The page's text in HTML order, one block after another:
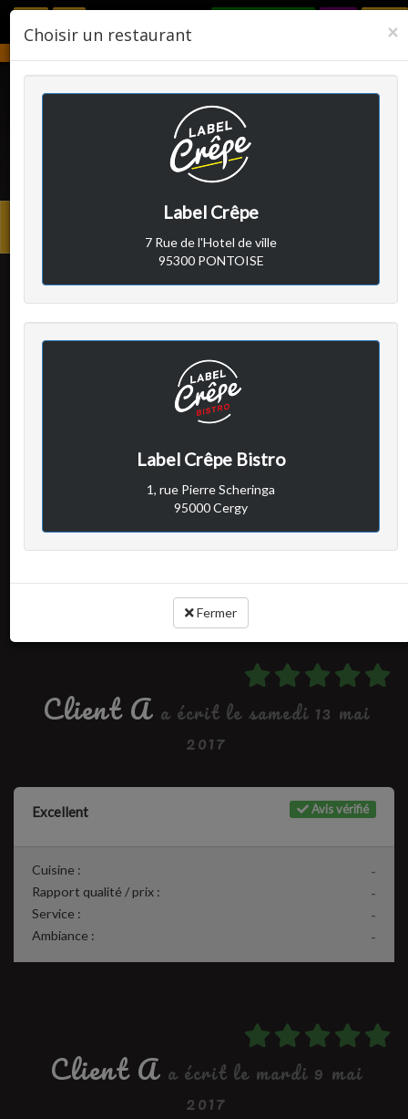
LABEL CRÊPE
Client A
a écrit le samedi 13 mai
2017
-
Rapport qualité / prix :
-
Service :
Client A a écrit le samedi 13 mai
2017
Avis vérifié
Excellent
-
Cuisine :
-
Rapport qualité / prix :
-
Service :
-
Ambiance :
Client A a écrit le mardi 9 mai
2017
×
Choisir un restaurant
Label Crêpe
7 Rue de l'Hotel de ville
95300 PONTOISE
Label Crêpe Bistro
1, rue Pierre Scheringa
95000 Cergy
Fermer